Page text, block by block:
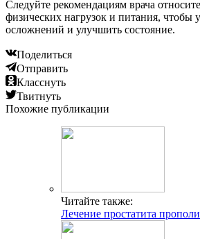
Следуйте рекомендациям врача
физических нагрузок и питания, чтобы
осложнений и улучшить состояние.
Поделиться
Отправить
Класснуть
Твитнуть
Похожие публикации
Читайте также:
Лечение простатита